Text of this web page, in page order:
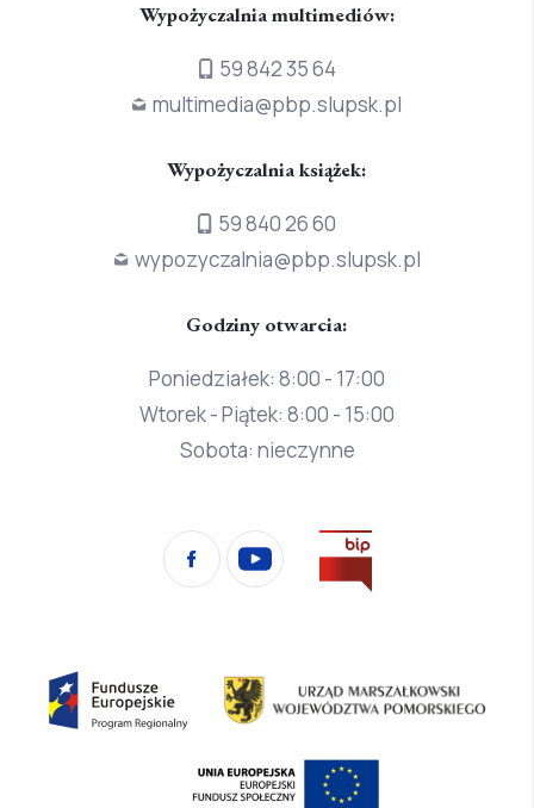
Wypożyczalnia multimediów:
59 842 35 64
multimedia@pbp.slupsk.pl
Wypożyczalnia książek:
59 840 26 60
wypozyczalnia@pbp.slupsk.pl
Godziny otwarcia:
Poniedziałek: 8:00 - 17:00
Wtorek - Piątek: 8:00 - 15:00
Sobota: nieczynne
FacebookYouTube
Przejdź
Publicznej
Fundusze
Europejskie
Urząd
Marszałkowski
Pomorskiego
Europejski
Fundusz